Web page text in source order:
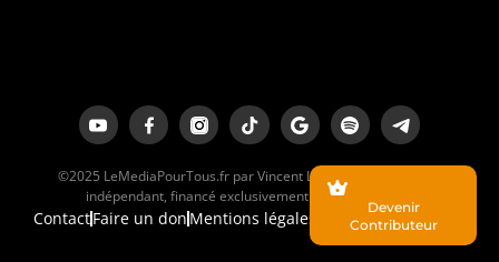
©2025 LeMediaPourTous.fr par Vincent Lapierre est un média
indépendant, financé exclusivement par ses lecteurs.
ContactFaire un don Mentions légales
Devenir
Contributeur